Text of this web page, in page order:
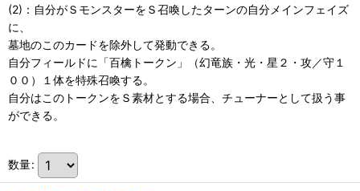
(2)：自分がＳモンスターをＳ召喚したターンの自分メインフェイズ
に、
墓地のこのカードを除外して発動できる。
自分フィールドに「百檎トークン」（幻竜族・光・星２・攻／守１
００）１体を特殊召喚する。
自分はこのトークンをＳ素材とする場合、チューナーとして扱う事
ができる。
数量: